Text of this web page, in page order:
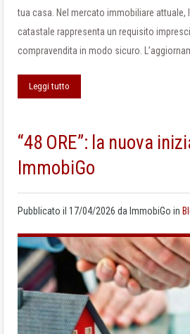
tua casa. Nel mercato immobiliare
catastale rappresenta un requisito
compravendita in modo sicuro.
Leggi tutto
“48 ORE”: la nuova
ImmobiGo
Pubblicato il 17/04/2026 da ImmobiGo in